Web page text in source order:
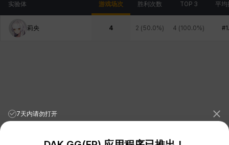
实验体 游戏场次 胜利次数 TOP 3 平均
莉央 4 2 (50.0%) 4 (100.0%)
7天内请勿打开